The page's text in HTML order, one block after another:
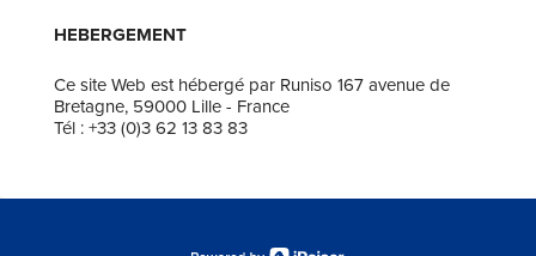
HEBERGEMENT
Ce site Web est hébergé par Runiso 167 avenue de
Bretagne, 59000 Lille - France
Tél : +33 (0)3 62 13 83 83